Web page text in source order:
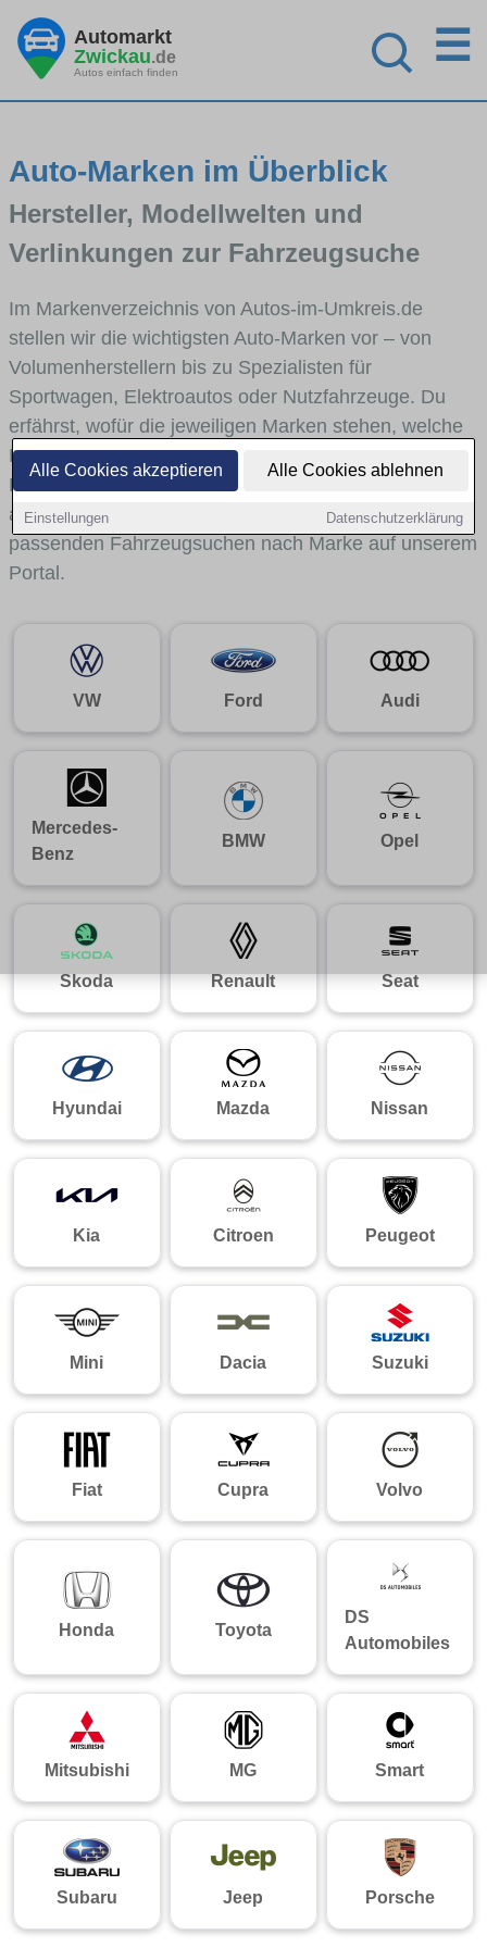
Alle Cookies akzeptieren Alle Cookies ablehnen
Einstellungen Datenschutzerklärung
Automarkt
Zwickau.de
Autos einfach finden
☰
Auto-Marken im Überblick
Hersteller, Modellwelten und
Verlinkungen zur Fahrzeugsuche
Im Markenverzeichnis von Autos-im-Umkreis.de
stellen wir die wichtigsten Auto-Marken vor – von
Volumenherstellern bis zu Spezialisten für
Sportwagen, Elektroautos oder Nutzfahrzeuge. Du
erfährst, wofür die jeweiligen Marken stehen, welche
Fahrzeugklassen sie abdecken und wie sich die
Modellwelten unterscheiden. Von den Markenportraits
aus gelangst du mit internen Links bequem zu den
passenden Fahrzeugsuchen nach Marke auf unserem
Portal.
VW Ford Audi
Mercedes-
Benz
BMW Opel
Skoda Renault Seat
Hyundai Mazda Nissan
Kia Citroen Peugeot
Mini Dacia Suzuki
Fiat Cupra Volvo
Honda Toyota
DS
Automobiles
Mitsubishi MG Smart
Subaru Jeep Porsche